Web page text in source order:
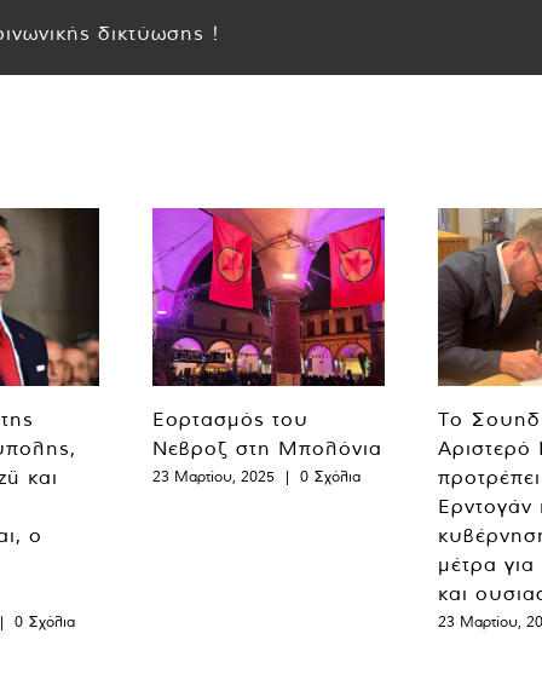
δικτύωσης !
και
ο
| 0 Σχόλια
Εορτασμός του
Νεβροζ στη Μπολόνια
23 Μαρτίου, 2025 | 0 Σχόλια
Το
Ερντογάν
μέτρα
και
23 Μαρτίου,